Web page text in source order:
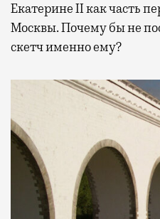
Екатерине II как часть
Москвы. Почему бы не
скетч именно ему?